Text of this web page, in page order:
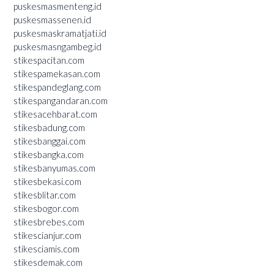
puskesmasmenteng.id
puskesmassenen.id
puskesmaskramatjati.id
puskesmasngambeg.id
stikespacitan.com
stikespamekasan.com
stikespandeglang.com
stikespangandaran.com
stikesacehbarat.com
stikesbadung.com
stikesbanggai.com
stikesbangka.com
stikesbanyumas.com
stikesbekasi.com
stikesblitar.com
stikesbogor.com
stikesbrebes.com
stikescianjur.com
stikesciamis.com
stikesdemak.com